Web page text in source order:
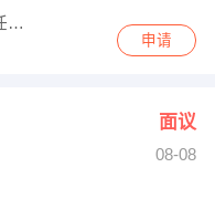
河南省五叶网络科技有限责任公司
申请
面议
08-08